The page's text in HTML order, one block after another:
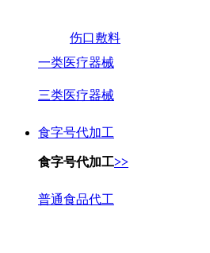
伤口敷料
一类医疗器械
三类医疗器械
食字号代加工
食字号代加工>>
普通食品代工